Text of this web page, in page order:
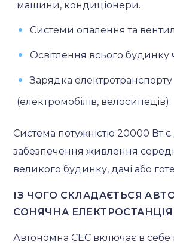
машини, кондиціонери.
Системи опалення та
Освітлення всього будинку
Зарядка електротранспорту
(електромобілів, велосипедів).
Система потужністю 20000 Вт
забезпечення живлення
великого будинку, дачі або
ІЗ ЧОГО СКЛАДАЄТЬСЯ
СОНЯЧНА ЕЛЕКТРОСТАНЦІЯ
Автономна СЕС включає в себе